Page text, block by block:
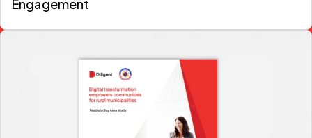
Engagement